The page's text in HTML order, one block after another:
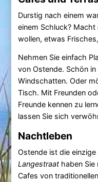
Durstig nach einem
einem Schluck? Macht
wollen, etwas
Nehmen Sie einfach
von Ostende. Schön
Windschatten. Oder
Tisch. Mit Freunden
Freunde kennen zu
lassen Sie sich
Nachtleben
Ostende ist die
Langestraathaben Sie
Cafes von